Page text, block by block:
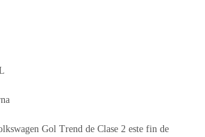
Gol Trend de Clase 2 este fin de